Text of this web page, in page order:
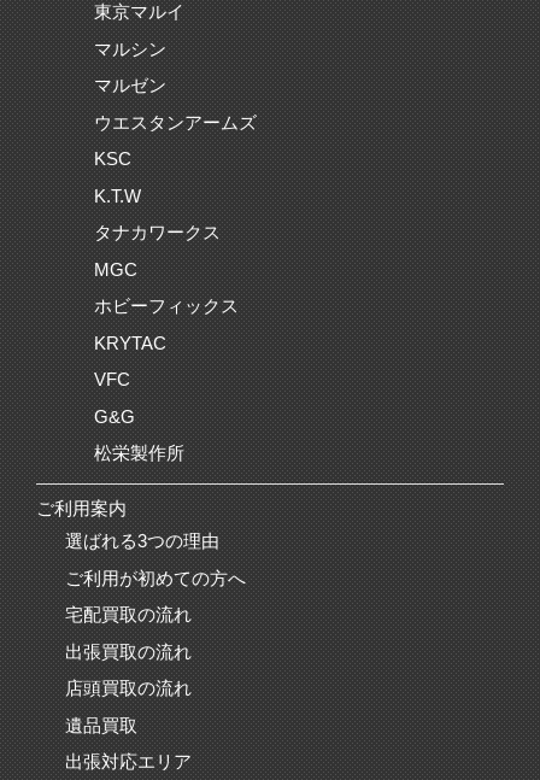
東京マルイ
マルシン
マルゼン
ウエスタンアームズ
KSC
K.T.W
タナカワークス
MGC
ホビーフィックス
KRYTAC
VFC
G&G
松栄製作所
ご利用案内
選ばれる3つの理由
ご利用が初めての方へ
宅配買取の流れ
出張買取の流れ
店頭買取の流れ
遺品買取
出張対応エリア